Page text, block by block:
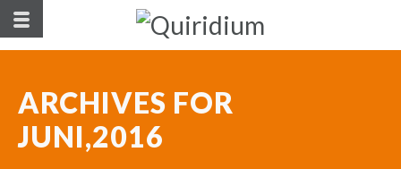
ARCHIVES FOR
JUNI,2016